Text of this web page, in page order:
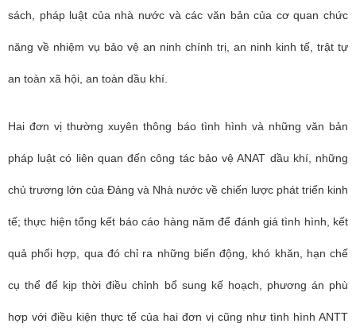
sách, pháp luật của nhà nước và các văn bản của cơ quan chức
năng về nhiệm vụ bảo vệ an ninh chính trị, an ninh kinh tế, trật tự
an toàn xã hội, an toàn dầu khí.
Hai đơn vị thường xuyên thông báo tình hình và những văn bản
pháp luật có liên quan đến công tác bảo vệ ANAT dầu khí, những
chủ trương lớn của Đảng và Nhà nước về chiến lược phát triển kinh
tế; thực hiện tổng kết báo cáo hàng năm để đánh giá tình hình, kết
quả phối hợp, qua đó chỉ ra những biến động, khó khăn, hạn chế
cụ thể để kịp thời điều chỉnh bổ sung kế hoạch, phương án phù
hợp với điều kiện thực tế của hai đơn vị cũng như tình hình ANTT